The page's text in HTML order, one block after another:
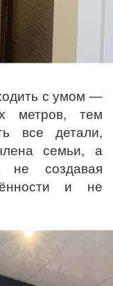
с умом —
метров, тем
все детали,
семьи, а
не создавая
и не